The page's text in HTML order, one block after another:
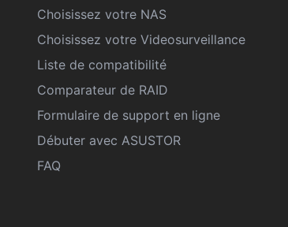
Choisissez votre NAS
Choisissez votre Videosurveillance
Liste de compatibilité
Comparateur de RAID
Formulaire de support en ligne
Débuter avec ASUSTOR
FAQ